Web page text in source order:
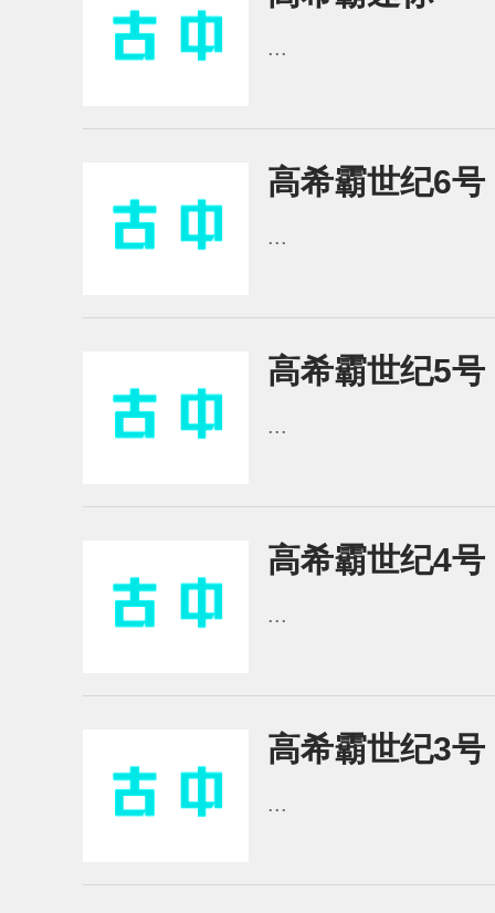
...
高希霸世纪6号
...
高希霸世纪5号
...
高希霸世纪4号
...
高希霸世纪3号
...